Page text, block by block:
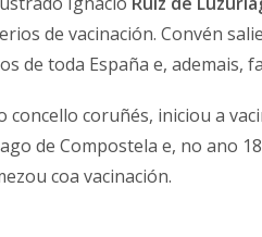
de vacinación. Convén
de toda España e, ademais,
coruñés, iniciou a
de Compostela e, no ano
coa vacinación.